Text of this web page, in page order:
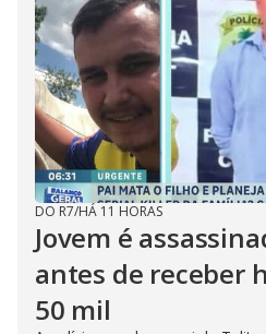
DO R7/HÁ 11 HORAS
Jovem é
antes de receber
50 mil